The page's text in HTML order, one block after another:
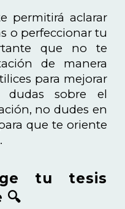
permitirá aclarar
o perfeccionar tu
que no te
de manera
para mejorar
dudas sobre el
no dudes en
que te oriente
tu tesis